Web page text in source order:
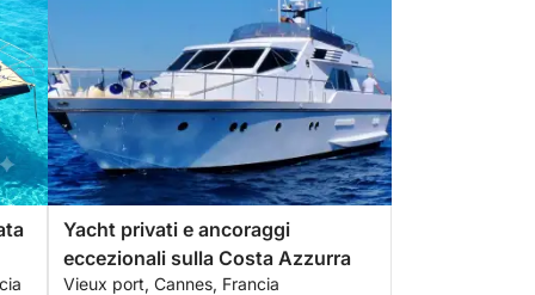
Yacht privati e ancoraggi
eccezionali sulla Costa Azzurra
Vieux port, Cannes, Francia